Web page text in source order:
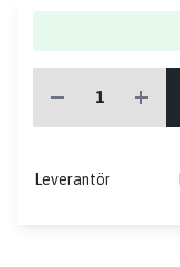
Leverantör